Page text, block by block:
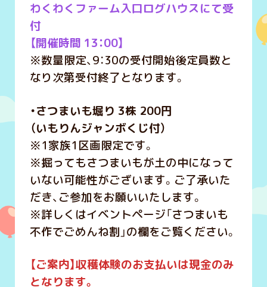
わくわくファーム入口ログハウスにて受
付
【開催時間 13：00】
※数量限定、9：30の受付開始後定員数と
なり次第受付終了となります。
・さつまいも堀り 3株 200円
（いもりんジャンボくじ付）
※1家族1区画限定です。
※掘ってもさつまいもが土の中になって
いない可能性がございます。ご了承いた
だき、ご参加をお願いいたします。
※詳しくはイベントページ「さつまいも
不作でごめんね割」の欄をご覧ください。
【ご案内】収穫体験のお支払いは現金のみ
となります。